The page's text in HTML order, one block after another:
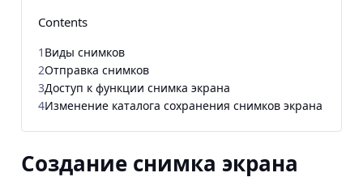
Создание снимка экрана
Contents
1 Виды снимков
2Отправка снимков
3Доступ к функции снимка экрана
4Изменение каталога сохранения снимков экрана